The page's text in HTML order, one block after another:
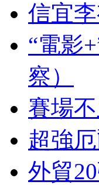
信宜李
“電影
察）
賽場
超強
外貿